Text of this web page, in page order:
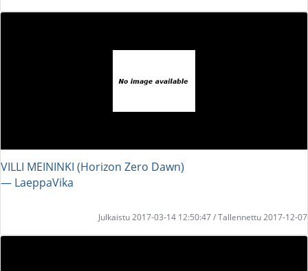
VILLI MEININKI (Horizon Zero Dawn)
― LaeppaVika
Julkaistu 2017-03-14 12:50:47 / Tallennettu 2017-12-07